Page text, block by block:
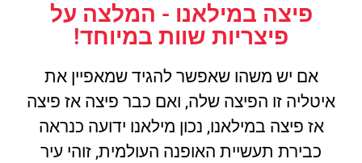
פיצה במילאנו - המלצה על
פיצריות שוות במיוחד!
אם יש משהו שאפשר להגיד שמאפיין את
איטליה זו הפיצה שלה, ואם כבר פיצה אז פיצה
אז פיצה במילאנו, נכון מילאנו ידועה כנראה
כבירת תעשיית האופנה העולמית, זוהי עיר